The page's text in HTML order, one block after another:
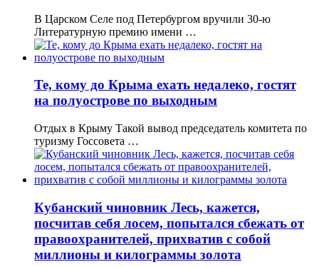
В Царском Селе под Петербургом вручили 30-ю
Литературную премию имени …
Те, кому до Крыма ехать недалеко, гостят
на полуострове по выходным
Отдых в Крыму Такой вывод председатель комитета по
туризму Госсовета …
Кубанский чиновник Лесь, кажется,
посчитав себя лосем, попытался сбежать от
правоохранителей, прихватив с собой
миллионы и килограммы золота